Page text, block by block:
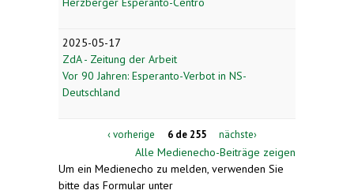
2025-05-17
ZdA - Zeitung der Arbeit
Vor 90 Jahren: Esperanto-Verbot in NS-
Deutschland
‹ vorherige 6 de 255 nächste›
Alle Medienecho-Beiträge zeigen
Um ein Medienecho zu melden, verwenden Sie
bitte das Formular unter